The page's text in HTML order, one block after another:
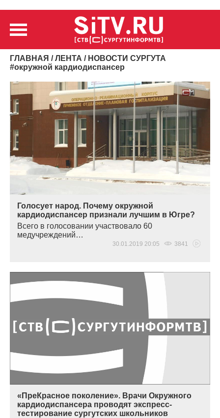
ГЛАВНАЯ /ЛЕНТА / НОВОСТИ СУРГУТА
#окружной кардиодиспансер
Голосует народ. Почему окружной
кардиодиспансер признали лучшим в Югре?
Всего в голосовании участвовало 60
медучреждений…
30.01.2019 20:05 3841
«ПреКрасное поколение». Врачи Окружного
кардиодиспансера проводят экспресс-
тестирование сургутских школьников